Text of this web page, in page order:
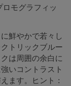
モグラフィッ
鮮やかで若々し
トリックブルー
は周囲の余白に
いコントラスト
ます。ヒント：